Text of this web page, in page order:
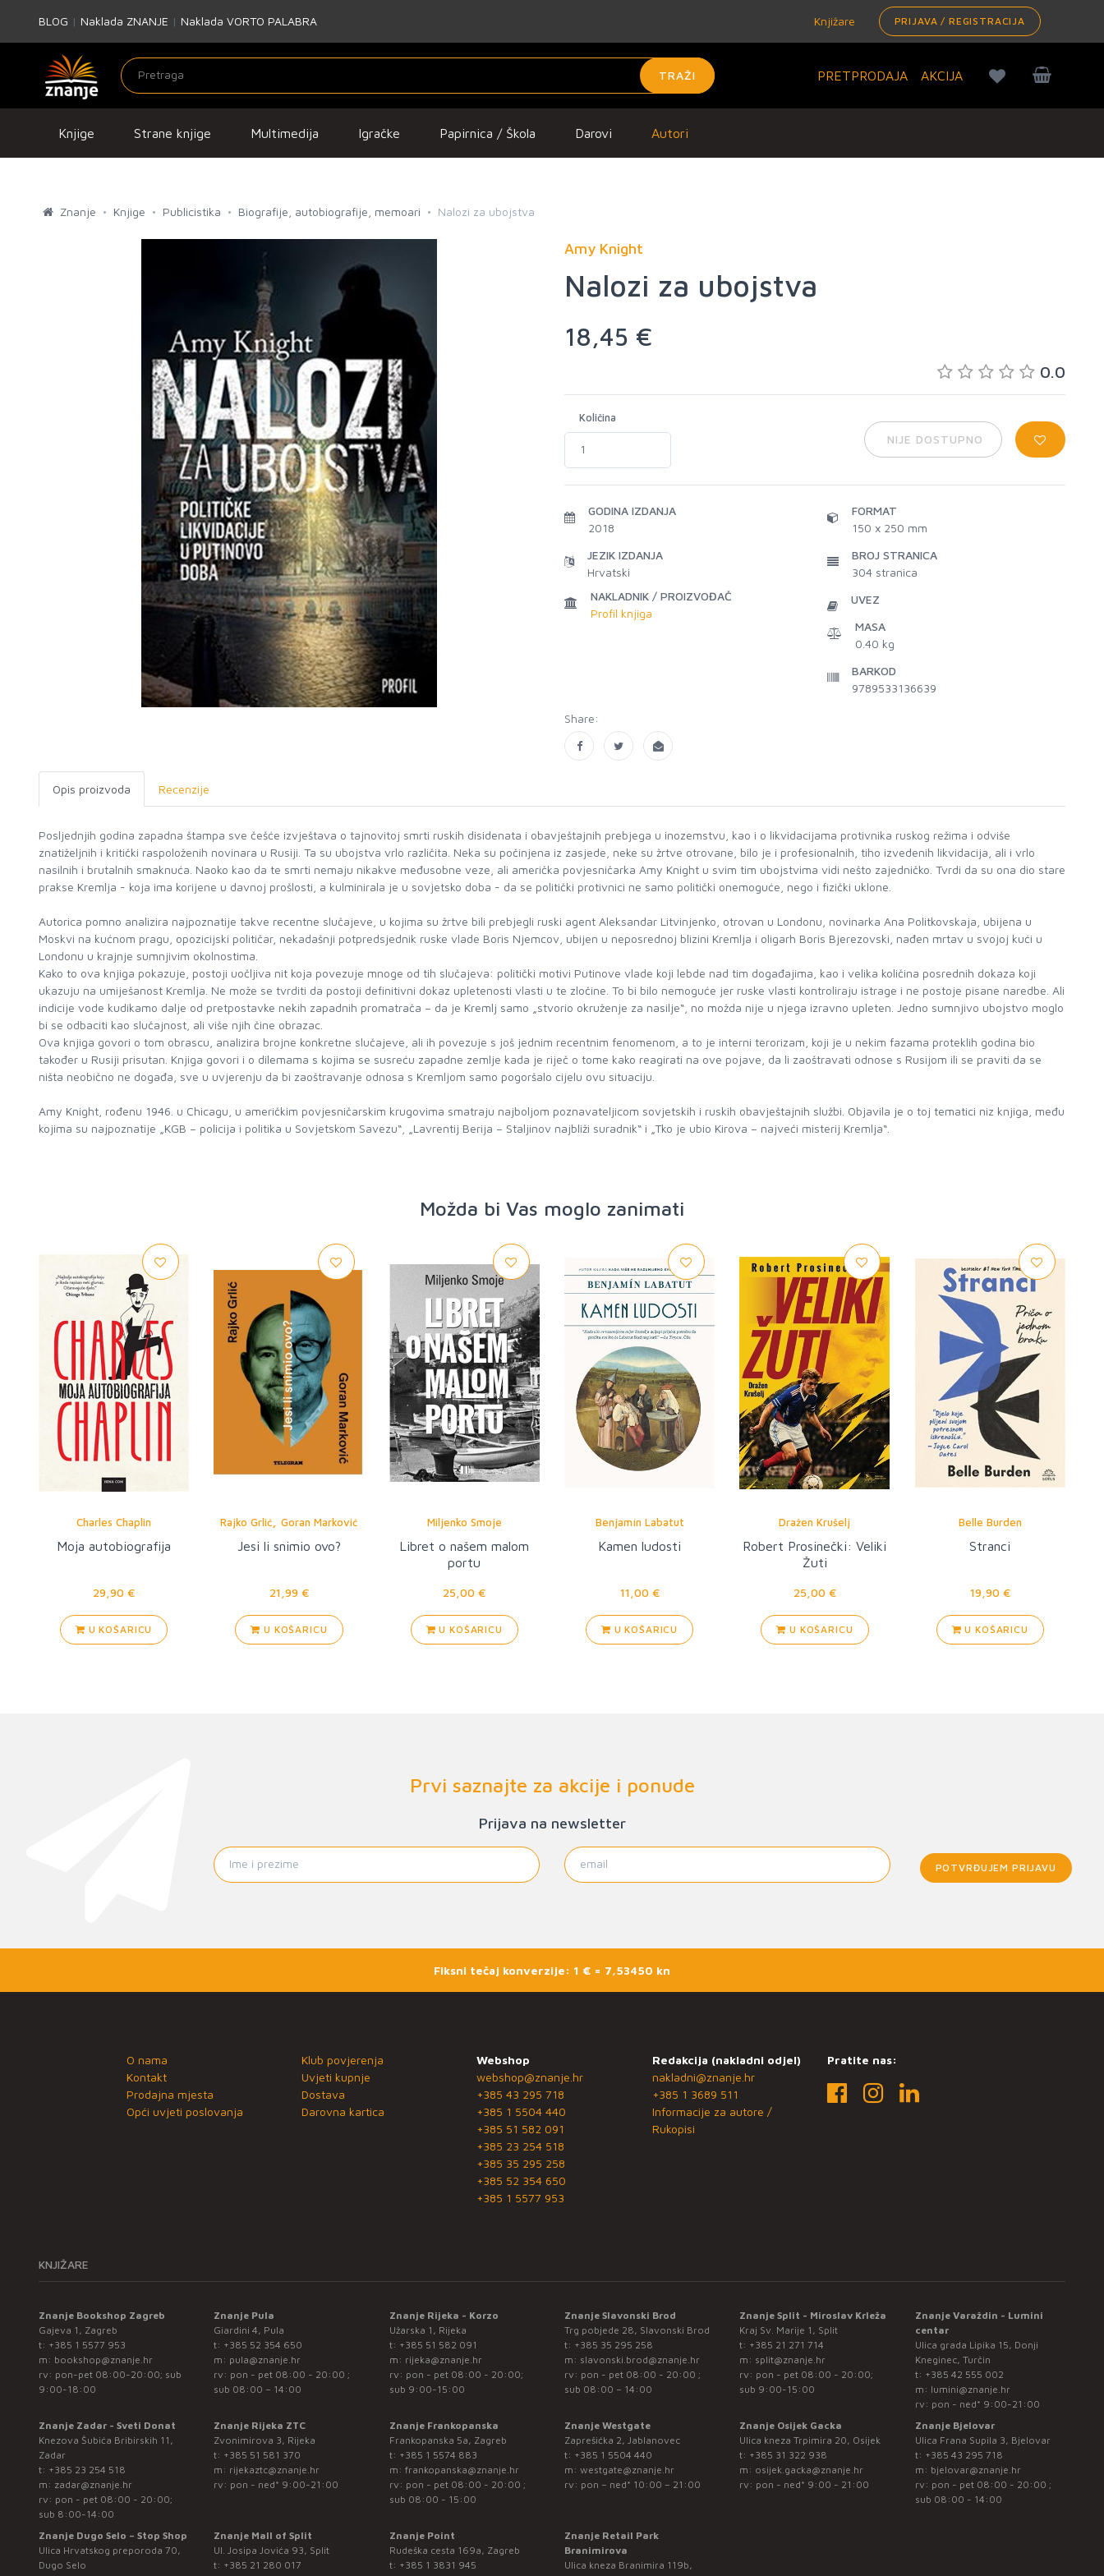
BLOG | Naklada ZNANJE | Naklada VORTO PALABRA Knjižare PRIJAVA / REGISTRACIJA
TRAŽI PRETPRODAJA AKCIJA
Knjige Strane knjige Multimedija Igračke Papirnica / Škola Darovi Autori
Znanje Knjige Publicistika Biografije, autobiografije, memoari Nalozi za ubojstva
Amy Knight
Nalozi za ubojstva
18,45 €
0.0
Količina
NIJE DOSTUPNO
GODINA IZDANJA
2018
JEZIK IZDANJA
Hrvatski
NAKLADNIK / PROIZVOĐAČ
Profil knjiga
FORMAT
150 x 250 mm
BROJ STRANICA
304 stranica
UVEZ
MASA
0.40 kg
BARKOD
9789533136639
Share:
Opis proizvoda Recenzije
Posljednjih godina zapadna štampa sve češće izvještava o tajnovitoj smrti ruskih disidenata i obavještajnih prebjega u inozemstvu, kao i o likvidacijama protivnika ruskog režima i odviše
znatiželjnih i kritički raspoloženih novinara u Rusiji. Ta su ubojstva vrlo različita. Neka su počinjena iz zasjede, neke su žrtve otrovane, bilo je i profesionalnih, tiho izvedenih likvidacija, ali i vrlo
nasilnih i brutalnih smaknuća. Naoko kao da te smrti nemaju nikakve međusobne veze, ali američka povjesničarka Amy Knight u svim tim ubojstvima vidi nešto zajedničko. Tvrdi da su ona dio stare
prakse Kremlja - koja ima korijene u davnoj prošlosti, a kulminirala je u sovjetsko doba - da se politički protivnici ne samo politički onemoguće, nego i fizički uklone.
Autorica pomno analizira najpoznatije takve recentne slučajeve, u kojima su žrtve bili prebjegli ruski agent Aleksandar Litvinjenko, otrovan u Londonu, novinarka Ana Politkovskaja, ubijena u
Moskvi na kućnom pragu, opozicijski političar, nekadašnji potpredsjednik ruske vlade Boris Njemcov, ubijen u neposrednoj blizini Kremlja i oligarh Boris Bjerezovski, nađen mrtav u svojoj kući u
Londonu u krajnje sumnjivim okolnostima.
Kako to ova knjiga pokazuje, postoji uočljiva nit koja povezuje mnoge od tih slučajeva: politički motivi Putinove vlade koji lebde nad tim događajima, kao i velika količina posrednih dokaza koji
ukazuju na umiješanost Kremlja. Ne može se tvrditi da postoji definitivni dokaz upletenosti vlasti u te zločine. To bi bilo nemoguće jer ruske vlasti kontroliraju istrage i ne postoje pisane naredbe. Ali
indicije vode kudikamo dalje od pretpostavke nekih zapadnih promatrača – da je Kremlj samo „stvorio okruženje za nasilje“, no možda nije u njega izravno upleten. Jedno sumnjivo ubojstvo moglo
bi se odbaciti kao slučajnost, ali više njih čine obrazac.
Ova knjiga govori o tom obrascu, analizira brojne konkretne slučajeve, ali ih povezuje s još jednim recentnim fenomenom, a to je interni terorizam, koji je u nekim fazama proteklih godina bio
također u Rusiji prisutan. Knjiga govori i o dilemama s kojima se susreću zapadne zemlje kada je riječ o tome kako reagirati na ove pojave, da li zaoštravati odnose s Rusijom ili se praviti da se
ništa neobično ne događa, sve u uvjerenju da bi zaoštravanje odnosa s Kremljom samo pogoršalo cijelu ovu situaciju.
Amy Knight, rođenu 1946. u Chicagu, u američkim povjesničarskim krugovima smatraju najboljom poznavateljicom sovjetskih i ruskih obavještajnih službi. Objavila je o toj tematici niz knjiga, među
kojima su najpoznatije „KGB – policija i politika u Sovjetskom Savezu“, „Lavrentij Berija – Staljinov najbliži suradnik“ i „Tko je ubio Kirova – najveći misterij Kremlja“.
Možda bi Vas moglo zanimati
Charles Chaplin
Moja autobiografija
29,90 €
U KOŠARICU
Rajko Grlić ,Goran Marković
Jesi li snimio ovo?
21,99 €
U KOŠARICU
Miljenko Smoje
Libret o našem malom
portu
25,00 €
U KOŠARICU
Benjamín Labatut
Kamen ludosti
11,00 €
U KOŠARICU
Dražen Krušelj
Robert Prosinečki: Veliki
Žuti
25,00 €
U KOŠARICU
Belle Burden
Stranci
19,90 €
U KOŠARICU
Prvi saznajte za akcije i ponude
Prijava na newsletter
POTVRĐUJEM PRIJAVU
Fiksni tečaj konverzije: 1 € = 7,53450 kn
O nama
Kontakt
Prodajna mjesta
Opći uvjeti poslovanja
Klub povjerenja
Uvjeti kupnje
Dostava
Darovna kartica
Webshop
webshop@znanje.hr
+385 43 295 718
+385 1 5504 440
+385 51 582 091
+385 23 254 518
+385 35 295 258
+385 52 354 650
+385 1 5577 953
Redakcija (nakladni odjel)
nakladni@znanje.hr
+385 1 3689 511
Informacije za autore /
Rukopisi
Pratite nas:
KNJIŽARE
Znanje Bookshop Zagreb
Gajeva 1, Zagreb
t: +385 1 5577 953
m: bookshop@znanje.hr
rv: pon-pet 08:00-20:00; sub
9:00-18:00
Znanje Pula
Giardini 4, Pula
t: +385 52 354 650
m: pula@znanje.hr
rv: pon - pet 08:00 - 20:00 ;
sub 08:00 – 14:00
Znanje Rijeka - Korzo
Užarska 1, Rijeka
t: +385 51 582 091
m: rijeka@znanje.hr
rv: pon - pet 08:00 - 20:00;
sub 9:00-15:00
Znanje Slavonski Brod
Trg pobjede 28, Slavonski Brod
t: +385 35 295 258
m: slavonski.brod@znanje.hr
rv: pon - pet 08:00 - 20:00 ;
sub 08:00 – 14:00
Znanje Split - Miroslav Krleža
Kraj Sv. Marije 1, Split
t: +385 21 271 714
m: split@znanje.hr
rv: pon - pet 08:00 - 20:00;
sub 9:00-15:00
Znanje Varaždin - Lumini
centar
Ulica grada Lipika 15, Donji
Kneginec, Turčin
t: +385 42 555 002
m: lumini@znanje.hr
rv: pon - ned* 9:00-21:00
Znanje Zadar - Sveti Donat
Knezova Šubića Bribirskih 11,
Zadar
t: +385 23 254 518
m: zadar@znanje.hr
rv: pon - pet 08:00 - 20:00;
sub 8:00-14:00
Znanje Rijeka ZTC
Zvonimirova 3, Rijeka
t: +385 51 581 370
m: rijekaztc@znanje.hr
rv: pon - ned* 9:00-21:00
Znanje Frankopanska
Frankopanska 5a, Zagreb
t: +385 1 5574 883
m: frankopanska@znanje.hr
rv: pon - pet 08:00 - 20:00 ;
sub 08:00 - 15:00
Znanje Westgate
Zaprešićka 2, Jablanovec
t: +385 1 5504 440
m: westgate@znanje.hr
rv: pon – ned* 10:00 – 21:00
Znanje Osijek Gacka
Ulica kneza Trpimira 20, Osijek
t: +385 31 322 938
m: osijek.gacka@znanje.hr
rv: pon - ned* 9:00 - 21:00
Znanje Bjelovar
Ulica Frana Supila 3, Bjelovar
t: +385 43 295 718
m: bjelovar@znanje.hr
rv: pon - pet 08:00 - 20:00 ;
sub 08:00 - 14:00
Znanje Dugo Selo – Stop Shop
Ulica Hrvatskog preporoda 70,
Dugo Selo
Znanje Mall of Split
Ul. Josipa Jovića 93, Split
t: +385 21 280 017
Znanje Point
Rudeška cesta 169a, Zagreb
t: +385 1 3831 945
Znanje Retail Park
Branimirova
Ulica kneza Branimira 119b,